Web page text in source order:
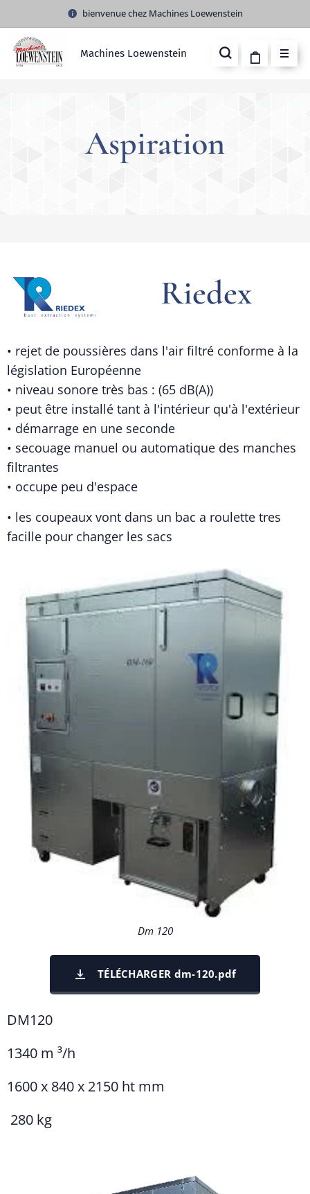
bienvenue chez Machines Loewenstein
Machines Loewenstein
Aspiration
Riedex
• rejet de poussières dans l'air filtré conforme à la
législation Européenne
• niveau sonore très bas : (65 dB(A))
• peut être installé tant à l'intérieur qu'à l'extérieur
• démarrage en une seconde
• secouage manuel ou automatique des manches
filtrantes
• occupe peu d'espace
• les coupeaux vont dans un bac a roulette tres
facille pour changer les sacs
Dm 120
TÉLÉCHARGER dm-120.pdf
DM120
1340 m ³/h
1600 x 840 x 2150 ht mm
280 kg